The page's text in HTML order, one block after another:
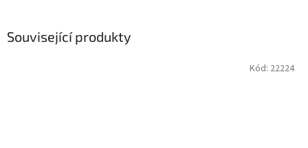
Související produkty
Kód: 22224